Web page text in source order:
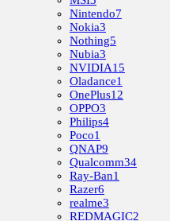
Nintendo7
Nokia3
Nothing5
Nubia3
NVIDIA15
Oladance1
OnePlus12
OPPO3
Philips4
Poco1
QNAP9
Qualcomm34
Ray-Ban1
Razer6
realme3
REDMAGIC2